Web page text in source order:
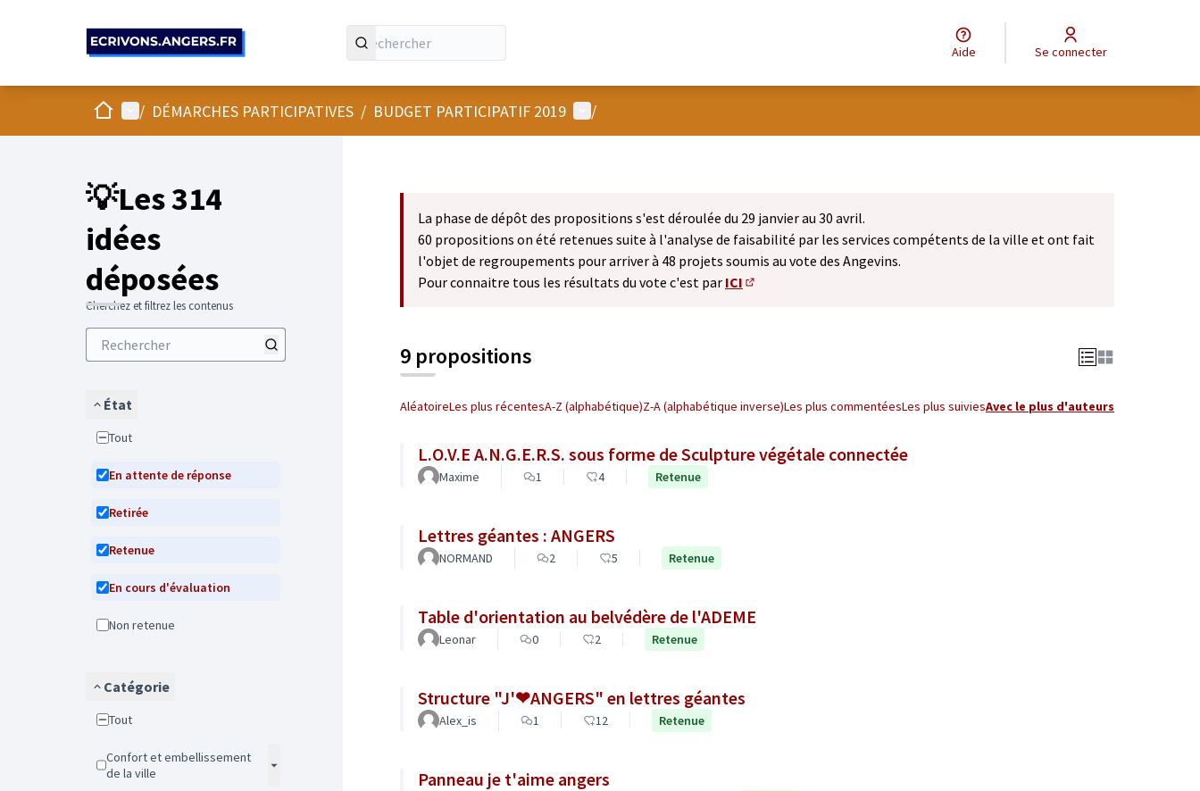
Aide Se connecter
AccueilMenu principal
/ DÉMARCHES PARTICIPATIVES / BUDGET PARTICIPATIF 2019 Menu utilisateur
/
💡Les 314
idées
déposées
Cherchez et filtrez les contenus
État
Tout
En attente de réponse
Retirée
Retenue
En cours d'évaluation
Non retenue
Catégorie
Tout
Confort et embellissement
de la ville
La phase de dépôt des propositions s'est déroulée du 29 janvier au 30 avril.
60 propositions on été retenues suite à l'analyse de faisabilité par les services compétents de la ville et ont fait
l'objet de regroupements pour arriver à 48 projets soumis au vote des Angevins.
Pour connaitre tous les résultats du vote c'est par ICI
9 propositions
AléatoireLes plus récentesA-Z (alphabétique)Z-A (alphabétique inverse)Les plus commentéesLes plus suiviesAvec le plus d'auteurs
L.O.V.E A.N.G.E.R.S. sous forme de Sculpture végétale connectée
Maxime 1 4 Retenue
Lettres géantes : ANGERS
NORMAND 2 5 Retenue
Table d'orientation au belvédère de l'ADEME
Leonar 0 2 Retenue
Structure "J'❤ANGERS" en lettres géantes
Alex_is 1 12 Retenue
Panneau je t'aime angers